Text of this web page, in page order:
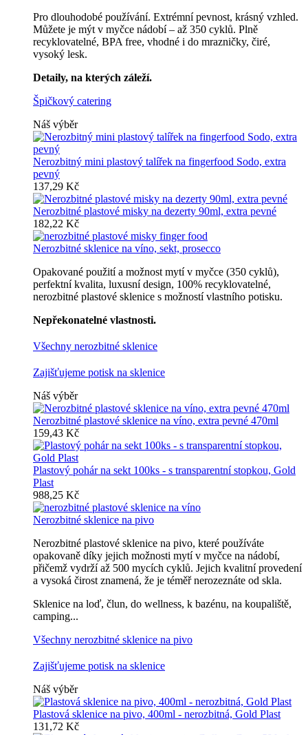
Pro dlouhodobé používání. Extrémní pevnost, krásný vzhled.
Můžete je mýt v myčce nádobí – až 350 cyklů. Plně
recyklovatelné, BPA free, vhodné i do mrazničky, čiré,
vysoký lesk.
Detaily, na kterých záleží.
Špičkový catering
Náš výběr
Nerozbitný mini plastový talířek na fingerfood Sodo, extra
pevný
137,29 Kč
Nerozbitné plastové misky na dezerty 90ml, extra pevné
182,22 Kč
Nerozbitné sklenice na víno, sekt, prosecco
Opakované použití a možnost mytí v myčce (350 cyklů),
perfektní kvalita, luxusní design, 100% recyklovatelné,
nerozbitné plastové sklenice s možností vlastního potisku.
Nepřekonatelné vlastnosti.
Všechny nerozbitné sklenice
Zajišťujeme potisk na sklenice
Náš výběr
Nerozbitné plastové sklenice na víno, extra pevné 470ml
159,43 Kč
Plastový pohár na sekt 100ks - s transparentní stopkou, Gold
Plast
988,25 Kč
Nerozbitné sklenice na pivo
Nerozbitné plastové sklenice na pivo, které používáte
opakovaně díky jejich možnosti mytí v myčce na nádobí,
přičemž vydrží až 500 mycích cyklů. Jejich kvalitní provedení
a vysoká čirost znamená, že je téměř nerozeznáte od skla.
Sklenice na loď, člun, do wellness, k bazénu, na koupaliště,
camping...
Všechny nerozbitné sklenice na pivo
Zajišťujeme potisk na sklenice
Náš výběr
Plastová sklenice na pivo, 400ml - nerozbitná, Gold Plast
131,72 Kč